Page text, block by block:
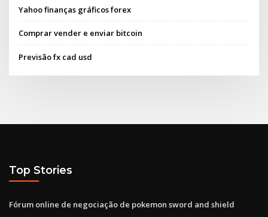
Yahoo finanças gráficos forex
Comprar vender e enviar bitcoin
Previsão fx cad usd
Top Stories
Fórum online de negociação de pokemon sword and shield